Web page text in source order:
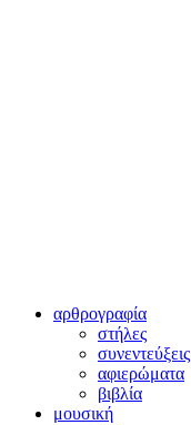
αρθρογραφία
στήλες
συνεντεύξεις
αφιερώματα
βιβλία
μουσική